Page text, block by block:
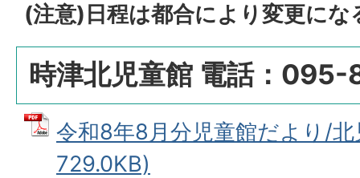
(注意)日程は都合により変更に
時津北児童館 電話：
令和8年8月分児童館だより/
729.0KB)